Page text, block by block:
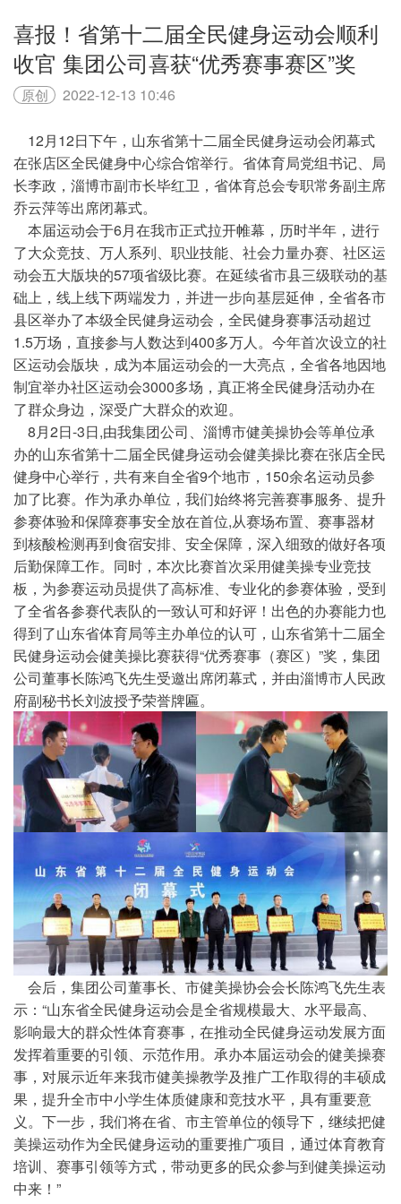
喜报！省第十二届全民健身运动会顺利
收官 集团公司喜获“优秀赛事赛区”奖
原创 2022-12-13 10:46
12月12日下午，山东省第十二届全民健身运动会闭幕式
在张店区全民健身中心综合馆举行。省体育局党组书记、局
长李政，淄博市副市长毕红卫，省体育总会专职常务副主席
乔云萍等出席闭幕式。
本届运动会于6月在我市正式拉开帷幕，历时半年，进行
了大众竞技、万人系列、职业技能、社会力量办赛、社区运
动会五大版块的57项省级比赛。在延续省市县三级联动的基
础上，线上线下两端发力，并进一步向基层延伸，全省各市
县区举办了本级全民健身运动会，全民健身赛事活动超过
1.5万场，直接参与人数达到400多万人。今年首次设立的社
区运动会版块，成为本届运动会的一大亮点，全省各地因地
制宜举办社区运动会3000多场，真正将全民健身活动办在
了群众身边，深受广大群众的欢迎。
8月2日-3日,由我集团公司、淄博市健美操协会等单位承
办的山东省第十二届全民健身运动会健美操比赛在张店全民
健身中心举行，共有来自全省9个地市，150余名运动员参
加了比赛。作为承办单位，我们始终将完善赛事服务、提升
参赛体验和保障赛事安全放在首位,从赛场布置、赛事器材
到核酸检测再到食宿安排、安全保障，深入细致的做好各项
后勤保障工作。同时，本次比赛首次采用健美操专业竞技
板，为参赛运动员提供了高标准、专业化的参赛体验，受到
了全省各参赛代表队的一致认可和好评！出色的办赛能力也
得到了山东省体育局等主办单位的认可，山东省第十二届全
民健身运动会健美操比赛获得“优秀赛事（赛区）”奖，集团
公司董事长陈鸿飞先生受邀出席闭幕式，并由淄博市人民政
府副秘书长刘波授予荣誉牌匾。
会后，集团公司董事长、市健美操协会会长陈鸿飞先生表
示：“山东省全民健身运动会是全省规模最大、水平最高、
影响最大的群众性体育赛事，在推动全民健身运动发展方面
发挥着重要的引领、示范作用。承办本届运动会的健美操赛
事，对展示近年来我市健美操教学及推广工作取得的丰硕成
果，提升全市中小学生体质健康和竞技水平，具有重要意
义。下一步，我们将在省、市主管单位的领导下，继续把健
美操运动作为全民健身运动的重要推广项目，通过体育教育
培训、赛事引领等方式，带动更多的民众参与到健美操运动
中来！”